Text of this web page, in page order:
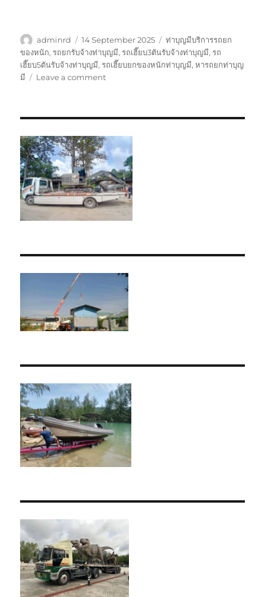
Author
adminrd
Posted
on
14 September 2025 Tags
ท่าบุญมีบริการรถยก
ของหนัก,รถยกรับจ้างท่าบุญมี,รถเฮี๊ยบ3ตันรับจ้างท่าบุญมี,รถ
เฮี๊ยบ5ตันรับจ้างท่าบุญมี,รถเฮี๊ยบยกของหนักท่าบุญมี,หารถยกท่าบุญ
มี
Leave a commenton
รถ
ยก
ของ
หนัก
ราคา
ถูก